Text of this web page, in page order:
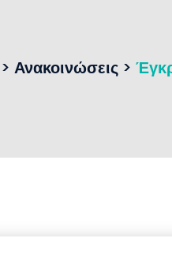
> Ανακοινώσεις>